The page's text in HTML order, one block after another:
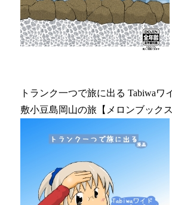
トランク一つで旅に出る Tabiwaワ
敷小豆島岡山の旅【メロンブックス